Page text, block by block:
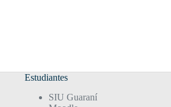
Estudiantes
SIU Guaraní